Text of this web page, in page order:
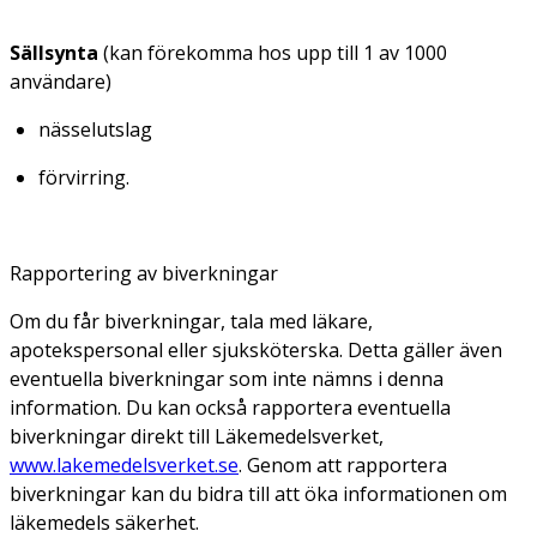
Sällsynta (kan förekomma hos upp till 1 av 1000
användare)
nässelutslag
förvirring.
Rapportering av biverkningar
Om du får biverkningar, tala med läkare,
apotekspersonal eller sjuksköterska. Detta gäller även
eventuella biverkningar som inte nämns i denna
information. Du kan också rapportera eventuella
biverkningar direkt till Läkemedelsverket,
www.lakemedelsverket.se. Genom att rapportera
biverkningar kan du bidra till att öka informationen om
läkemedels säkerhet.